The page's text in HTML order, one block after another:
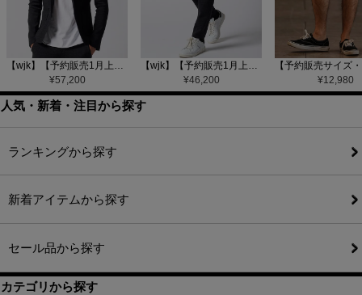
【wjk】【予約販売1月上旬～中旬入荷】function knit jacket(jacquard check) ニットジャケット(207 mw08j)
¥57,200
【wjk】【予約販売1月上旬～中旬入荷】function knit easy slacks(jacquard check) ニットイージーパンツ(504 mw08j)
¥46,200 ¥12,980
人気・新着・注目から探す
ランキングから探す
新着アイテムから探す
セール品から探す
カテゴリから探す